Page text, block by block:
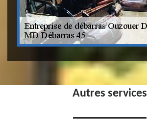
Autres services